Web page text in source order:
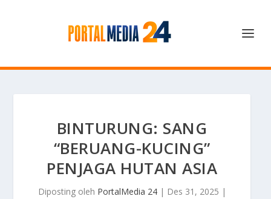
BINTURUNG: SANG
“BERUANG-KUCING”
PENJAGA HUTAN ASIA
Diposting oleh PortalMedia 24| Des 31, 2025 |